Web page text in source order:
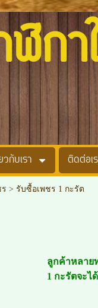
าใ
วกับเรา ติดต่อเ
> รับซื้อเพชร 1 กะรัต
ลูกค้าหลาย
1 กะรัตจะไ